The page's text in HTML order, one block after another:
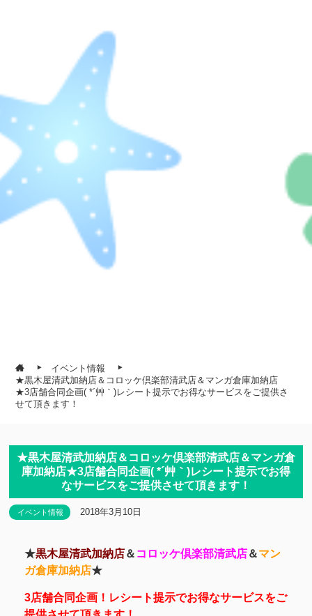
イベント情報
★黒木屋清武加納店＆コロッケ倶楽部清武店＆マンガ倉庫加納店
★3店舗合同企画( *´艸｀)レシート提示でお得なサービスをご提供さ
せて頂きます！
★黒木屋清武加納店＆コロッケ倶楽部清武店＆マンガ倉
庫加納店★3店舗合同企画( *´艸｀)レシート提示でお得
なサービスをご提供させて頂きます！
イベント情報 2018年3月10日
★黒木屋清武加納店＆ コロッケ倶楽部清武店＆マン
ガ倉庫加納店★
3店舗合同企画！レシート提示でお得なサービスをご